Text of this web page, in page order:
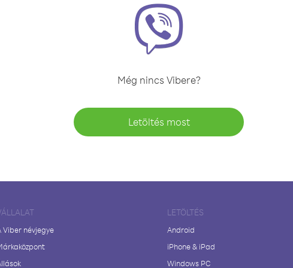
Még nincs Vibere?
Letöltés most
Viber névjegye
LETÖLTÉS
Android
iPhone & iPad
Windows PC